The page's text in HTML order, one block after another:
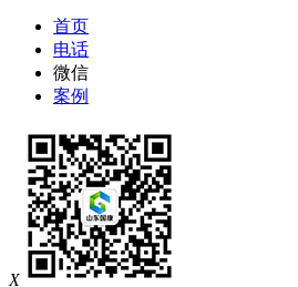
首页
电话
微信
案例
X